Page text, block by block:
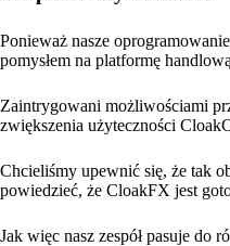
Ponieważ nasze
pomysłem na platformę
Zaintrygowani możliwościami
zwiększenia użyteczności
Chcieliśmy upewnić się, że tak
powiedzieć, że CloakFX jest
Jak więc nasz zespół pasuje do